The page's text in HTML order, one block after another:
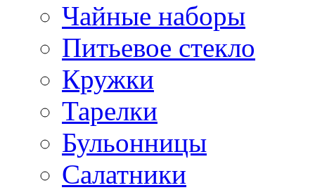
Чайные наборы
Питьевое стекло
Кружки
Тарелки
Бульонницы
Салатники